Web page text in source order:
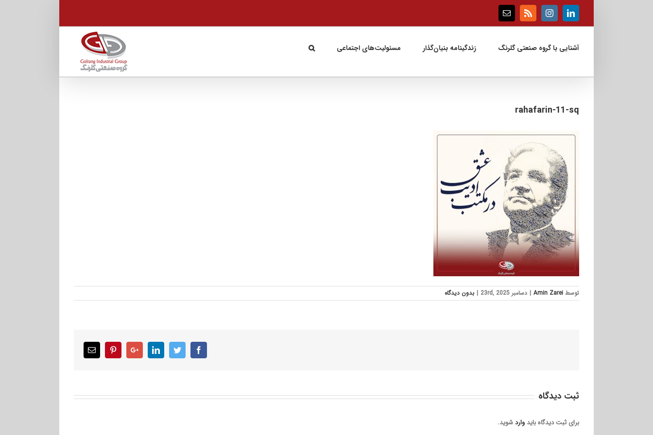
LinkedIn
Instagram
Rss
Email
آشنایی با گروه صنعتی گلرنگ زندگینامه بنیان‌گذار مسئولیت‌های اجتماعی
rahafarin-11-sq
توسط Amin Zarei
| دسامبر 23rd, 2025 | بدون ديدگاه
Facebook
Twitter
LinkedIn
Google+
Pinterest
Email
ثبت ديدگاه
برای ثبت دیدگاه باید واردشوید.